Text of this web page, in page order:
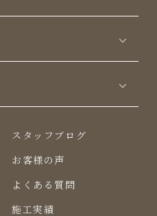
スタッフブログ
お客様の声
よくある質問
施工実績